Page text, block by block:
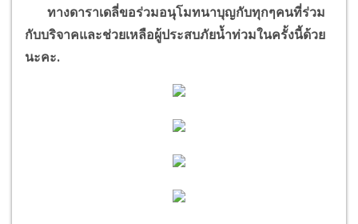
ทางดาราเดลี่ขอร่วมอนุโมทนาบุญกับทุกๆคนที่ร่วม
กับบริจาคและช่วยเหลือผู้ประสบภัยน้ำท่วมในครั้งนี้ด้วย
นะคะ.